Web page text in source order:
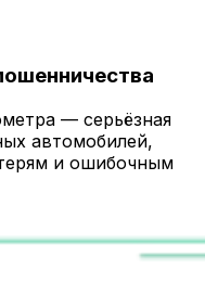
— серьёзная
автомобилей,
и ошибочным